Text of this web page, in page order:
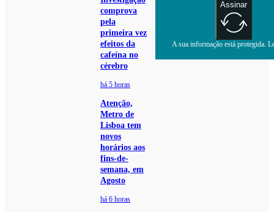
comprova
pela
primeira vez
efeitos da
cafeína no
cérebro
há 5 horas
Atenção,
Metro de
Lisboa tem
novos
horários aos
fins-de-
semana, em
Agosto
há 6 horas
Assinar
A sua informação está protegida.